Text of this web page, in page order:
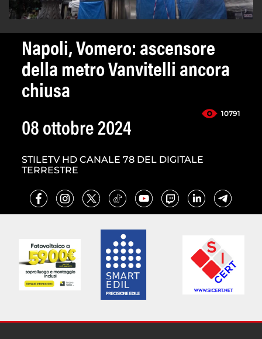
Napoli, Vomero: ascensore
della metro Vanvitelli ancora
chiusa
10791
08 ottobre 2024
STILETV HD CANALE 78 DEL DIGITALE
TERRESTRE